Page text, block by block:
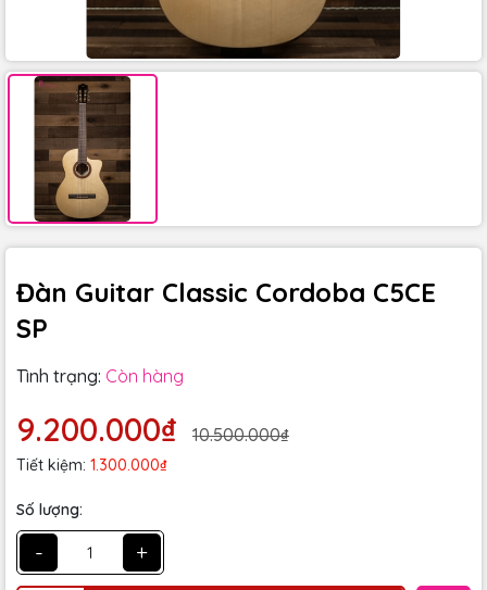
Đàn Guitar Classic Cordoba C5CE
SP
Tình trạng: Còn hàng
9.200.000₫ 10.500.000₫
Tiết kiệm: 1.300.000₫
Số lượng:
- +